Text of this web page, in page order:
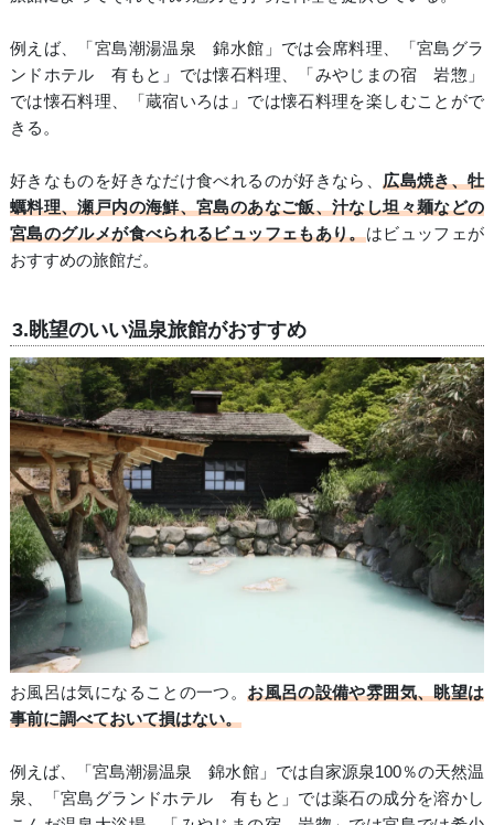
例えば、「宮島潮湯温泉 錦水館」では会席料理、「宮島グラ
ンドホテル 有もと」では懐石料理、「みやじまの宿 岩惣」
では懐石料理、「蔵宿いろは」では懐石料理を楽しむことがで
きる。
好きなものを好きなだけ食べれるのが好きなら、広島焼き、牡
蠣料理、瀬戸内の海鮮、宮島のあなご飯、汁なし坦々麺などの
宮島のグルメが食べられるビュッフェもあり。はビュッフェが
おすすめの旅館だ。
3.眺望のいい温泉旅館がおすすめ
お風呂は気になることの一つ。お風呂の設備や雰囲気、眺望は
事前に調べておいて損はない。
例えば、「宮島潮湯温泉 錦水館」では自家源泉100％の天然温
泉、「宮島グランドホテル 有もと」では薬石の成分を溶かし